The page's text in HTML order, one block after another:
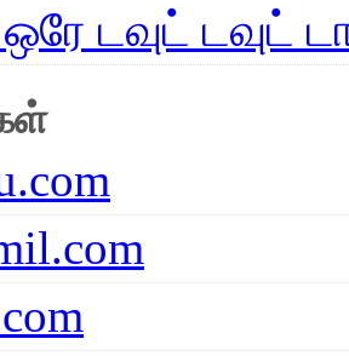
டவுட் டவுட்